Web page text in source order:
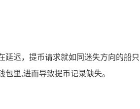
迟，提币请求就如同迷失方向的船
包里,进而导致提币记录缺失。